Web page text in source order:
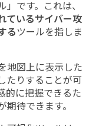
です。これは、
ているサイバー攻
るツールを指しま
地図上に表示した
たりすることが可
的に把握できるた
待できます。